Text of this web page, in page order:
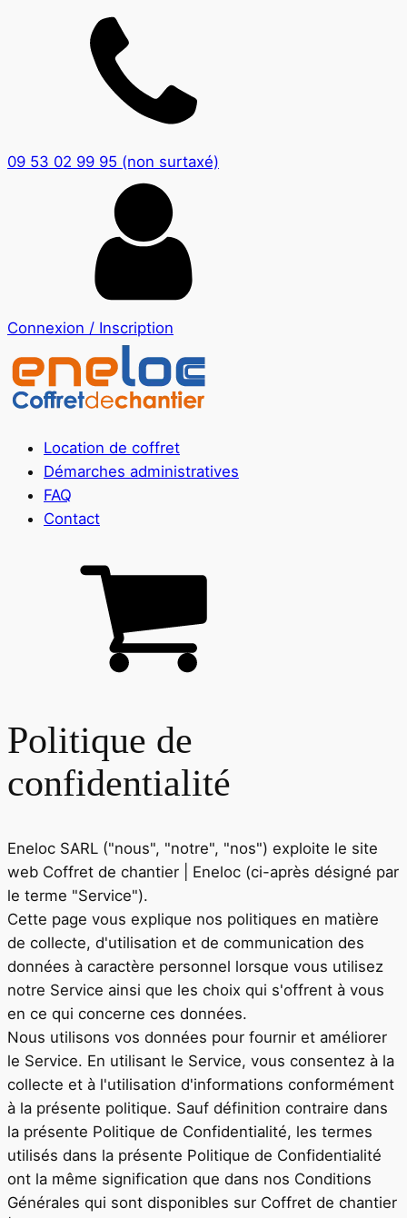
09 53 02 99 95 (non surtaxé)
Connexion / Inscription
Location de coffret
Démarches administratives
FAQ
Contact
Politique de
confidentialité
Eneloc SARL ("nous", "notre", "nos") exploite le site
web Coffret de chantier | Eneloc (ci-après désigné par
le terme "Service").
Cette page vous explique nos politiques en matière
de collecte, d'utilisation et de communication des
données à caractère personnel lorsque vous utilisez
notre Service ainsi que les choix qui s'offrent à vous
en ce qui concerne ces données.
Nous utilisons vos données pour fournir et améliorer
le Service. En utilisant le Service, vous consentez à la
collecte et à l'utilisation d'informations conformément
à la présente politique. Sauf définition contraire dans
la présente Politique de Confidentialité, les termes
utilisés dans la présente Politique de Confidentialité
ont la même signification que dans nos Conditions
Générales qui sont disponibles sur Coffret de chantier